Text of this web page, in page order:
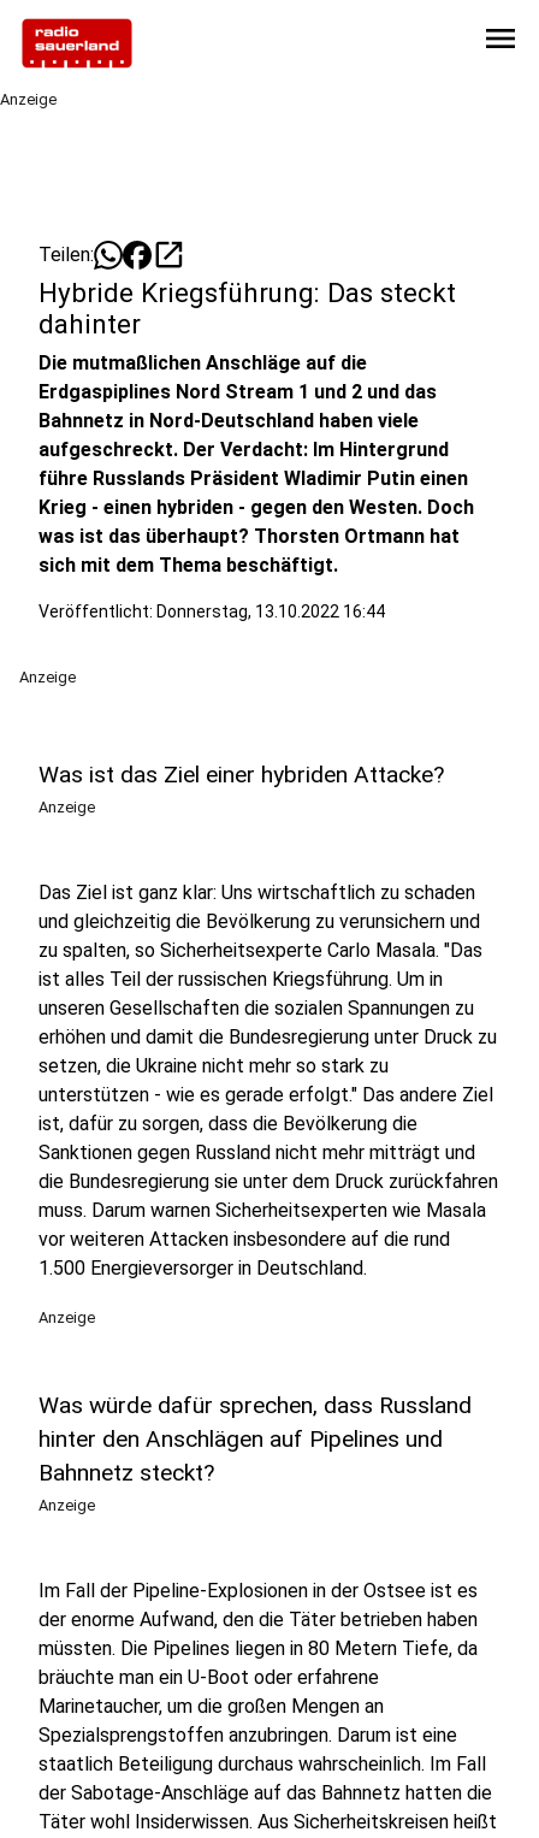
menu
Anzeige
Teilen: open_in_new
Hybride Kriegsführung: Das steckt
dahinter
Die mutmaßlichen Anschläge auf die
Erdgaspiplines Nord Stream 1 und 2 und das
Bahnnetz in Nord-Deutschland haben viele
aufgeschreckt. Der Verdacht: Im Hintergrund
führe Russlands Präsident Wladimir Putin einen
Krieg - einen hybriden - gegen den Westen. Doch
was ist das überhaupt? Thorsten Ortmann hat
sich mit dem Thema beschäftigt.
Veröffentlicht: Donnerstag, 13.10.2022 16:44
Anzeige
Was ist das Ziel einer hybriden Attacke?
Anzeige
Das Ziel ist ganz klar: Uns wirtschaftlich zu schaden
und gleichzeitig die Bevölkerung zu verunsichern und
zu spalten, so Sicherheitsexperte Carlo Masala. "Das
ist alles Teil der russischen Kriegsführung. Um in
unseren Gesellschaften die sozialen Spannungen zu
erhöhen und damit die Bundesregierung unter Druck zu
setzen, die Ukraine nicht mehr so stark zu
unterstützen - wie es gerade erfolgt." Das andere Ziel
ist, dafür zu sorgen, dass die Bevölkerung die
Sanktionen gegen Russland nicht mehr mitträgt und
die Bundesregierung sie unter dem Druck zurückfahren
muss. Darum warnen Sicherheitsexperten wie Masala
vor weiteren Attacken insbesondere auf die rund
1.500 Energieversorger in Deutschland.
Anzeige
Was würde dafür sprechen, dass Russland
hinter den Anschlägen auf Pipelines und
Bahnnetz steckt?
Anzeige
Im Fall der Pipeline-Explosionen in der Ostsee ist es
der enorme Aufwand, den die Täter betrieben haben
müssten. Die Pipelines liegen in 80 Metern Tiefe, da
bräuchte man ein U-Boot oder erfahrene
Marinetaucher, um die großen Mengen an
Spezialsprengstoffen anzubringen. Darum ist eine
staatlich Beteiligung durchaus wahrscheinlich. Im Fall
der Sabotage-Anschläge auf das Bahnnetz hatten die
Täter wohl Insiderwissen. Aus Sicherheitskreisen heißt